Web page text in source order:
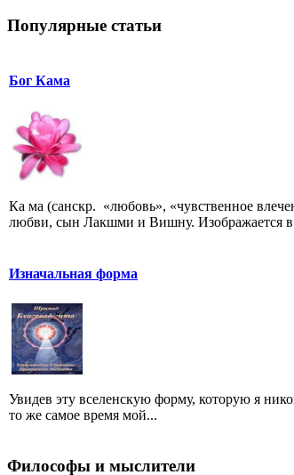
Популярные статьи
Бог Кама
Ка ма (санскр. «любовь», «чувственное
любви, сын Лакшми и Вишну. Изображается
Изначальная форма
Увидев эту вселенскую форму, которую я
то же самое время мой...
Философы и мыслители